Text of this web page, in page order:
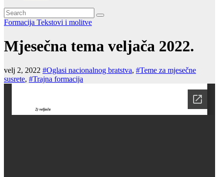
Formacija Tekstovi i molitve
Mjesečna tema veljača 2022.
velj 2, 2022 #Oglasi nacionalnog bratstva, #Teme za mjesečne
susrete, #Trajna formacija